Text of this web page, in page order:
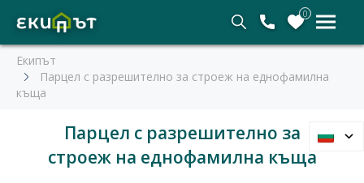
0
Екипът
Парцел с разрешително за строеж на еднофамилна
къща
Парцел с разрешително за
строеж на еднофамилна къща